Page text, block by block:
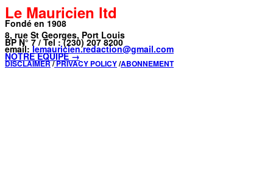
Le Mauricien ltd
Fondé en 1908
8, rue St Georges, Port Louis
BP N° 7 / Tel : (230) 207 8200
email: lemauricien.redaction@gmail.com
NOTRE ÉQUIPE →
DISCLAIMER/PRIVACY POLICY/ABONNEMENT